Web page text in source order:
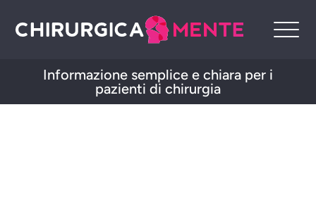
Informazione semplice e chiara per i
pazienti di chirurgia